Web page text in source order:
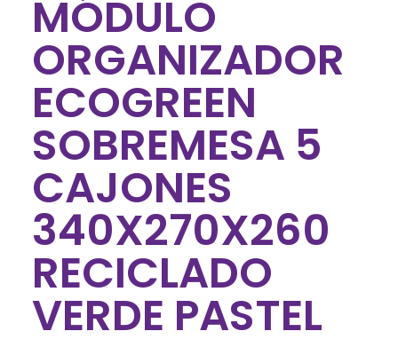
MÓDULO
ORGANIZADOR
ECOGREEN
SOBREMESA 5
CAJONES
340X270X260
RECICLADO
VERDE PASTEL